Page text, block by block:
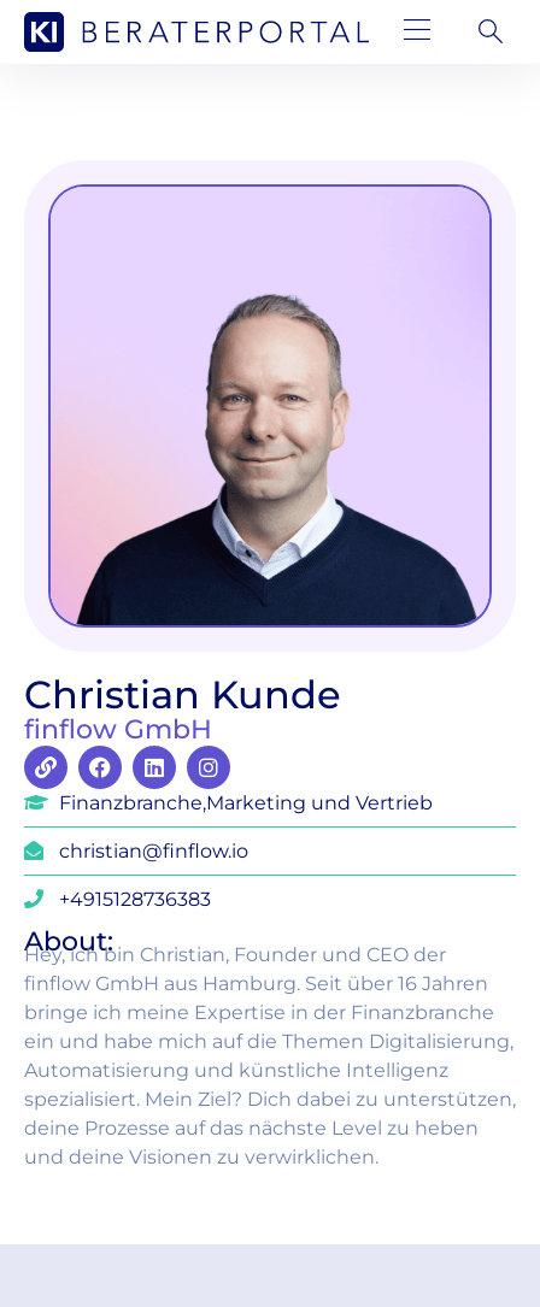
Christian Kunde
finflow GmbH
Finanzbranche,Marketing und Vertrieb
christian@finflow.io
+4915128736383
About:
Hey, ich bin Christian, Founder und CEO der
finflow GmbH aus Hamburg. Seit über 16 Jahren
bringe ich meine Expertise in der Finanzbranche
ein und habe mich auf die Themen Digitalisierung,
Automatisierung und künstliche Intelligenz
spezialisiert. Mein Ziel? Dich dabei zu unterstützen,
deine Prozesse auf das nächste Level zu heben
und deine Visionen zu verwirklichen.